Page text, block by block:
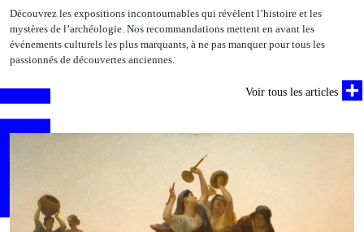
Découvrez les expositions incontournables qui révèlent l’histoire et les
mystères de l’archéologie. Nos recommandations mettent en avant les
événements culturels les plus marquants, à ne pas manquer pour tous les
passionnés de découvertes anciennes.
Voir tous les articles